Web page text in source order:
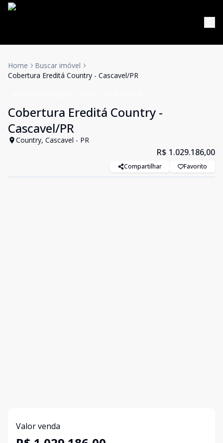
Home
Buscar imóvel
Cobertura Ereditá Country - Cascavel/PR
Cobertura Ereditá Country -
Cascavel/PR
Country, Cascavel - PR
R$ 1.029.186,00
Compartilhar Favorito
Valor venda